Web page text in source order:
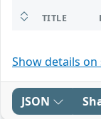
TITLE
Show details
JSON